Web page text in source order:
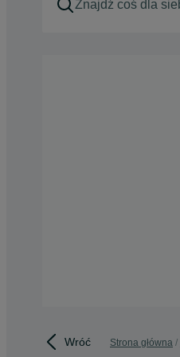
Wróć Strona główna